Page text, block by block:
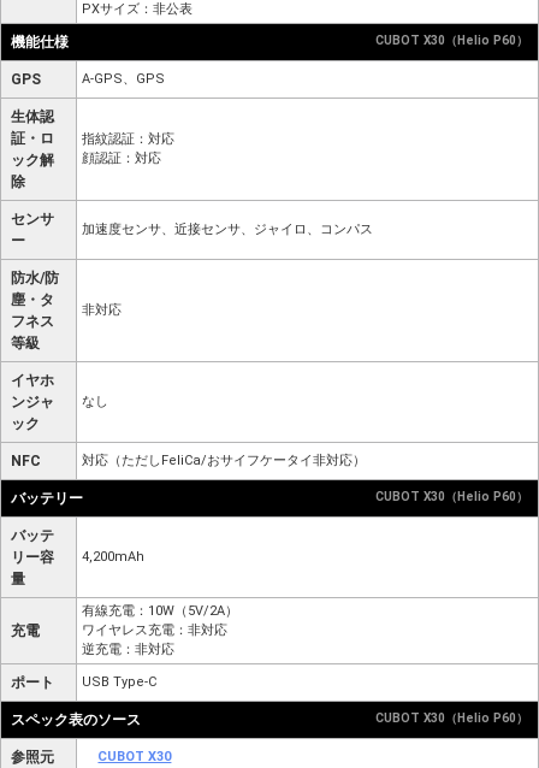
PXサイズ：非公表
機能仕様 CUBOT X30（Helio P60）
GPS A-GPS、GPS
生体認
証・ロ
ック解
除
指紋認証：対応
顔認証：対応
センサ
ー
加速度センサ、近接センサ、ジャイロ、コンパス
防水/防
塵・タ
フネス
等級
非対応
イヤホ
ンジャ
ック
なし
NFC 対応（ただしFeliCa/おサイフケータイ非対応）
バッテリー CUBOT X30（Helio P60）
バッテ
リー容
量
4,200mAh
充電
有線充電：10W（5V/2A）
ワイヤレス充電：非対応
逆充電：非対応
ポート USB Type-C
スペック表のソース CUBOT X30（Helio P60）
参照元 CUBOT X30